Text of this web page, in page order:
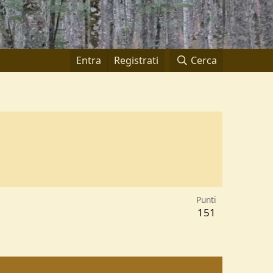
Entra Registrati Cerca
Punti
151